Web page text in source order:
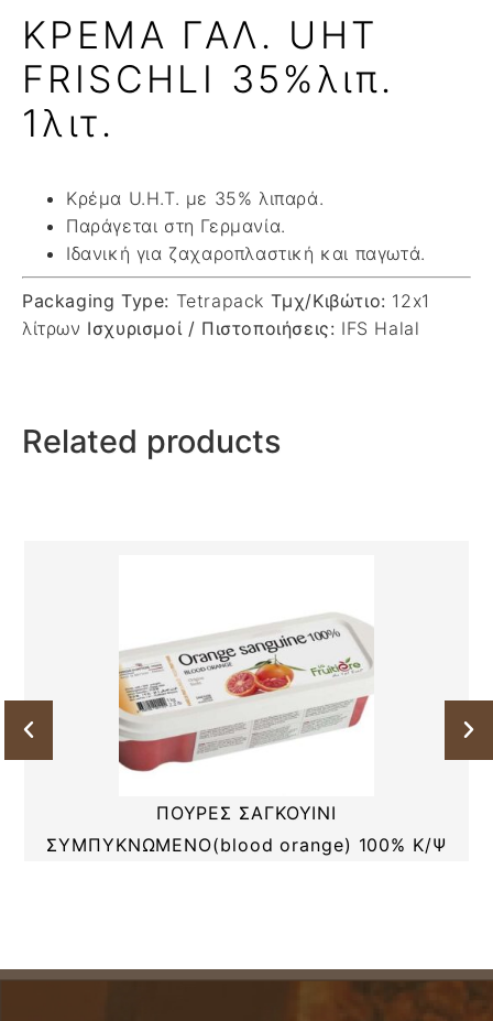
ΚΡΕΜΑ ΓΑΛ. UHT
FRISCHLI 35%λιπ.
1λιτ.
Κρέμα U.H.T. με 35% λιπαρά.
Παράγεται στη Γερμανία.
Ιδανική για ζαχαροπλαστική και παγωτά.
Packaging Type: Tetrapack Τμχ/Κιβώτιο: 12x1
λίτρων Ισχυρισμοί / Πιστοποιήσεις: IFS Halal
Related products
ΠΟΥΡΕΣ ΣΑΓΚΟΥΙΝΙ
ΣΥΜΠΥΚΝΩΜΕΝΟ(blood orange) 100% Κ/Ψ